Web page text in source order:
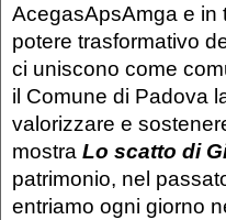
AcegasApsAmga e in
potere trasformativo
ci uniscono come
il Comune di Padova
valorizzare e
mostra Lo scatto di
patrimonio, nel
entriamo ogni giorno